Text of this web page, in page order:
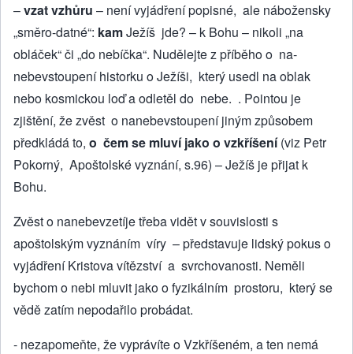
–vzat vzhůru – není vyjádření po­pisné, ale nábožensky
„směro-datné“: kamJežíš jde? – k Bohu – nikoli „na
obláček“ či „do nebíčka“. Nudělejte z příběho o na­
nebevstoupení historku o Ježíši, který usedl na oblak
nebo kosmickou loď a odletěl do nebe. . Pointou je
zjištění, že zvěst o nanebevstoupení jiným způsobem
předkládá to, o čem se mluví jako o vzkříšení(viz Petr
Po­korný, Apoštolské vyznání, s.96) – Ježíš je přijat k
Bohu.
Zvěst o nanebevzetíje třeba vidět v souvislosti s
apoštolským vyznáním víry – představuje lidský pokus o
vyjád­ření Kristova vítězství a svrchovanosti. Neměli
bychom o nebi mluvit jako o fy­zikálním prostoru, který se
vědě zatím nepodařilo probádat.
- nezapomeňte, že vyprávíte o Vzkříše­ném, a ten nemá